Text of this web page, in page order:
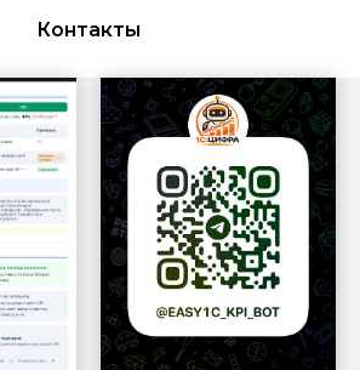
Контакты